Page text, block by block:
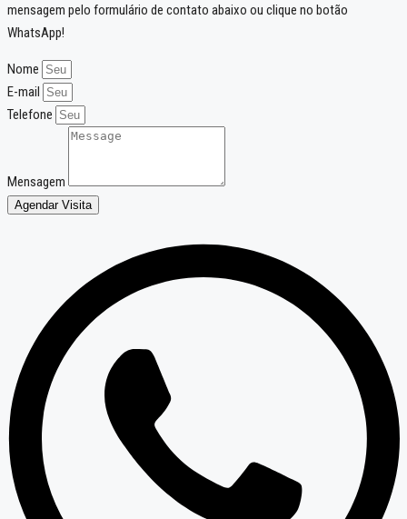
mensagem pelo formulário de contato abaixo ou clique no botão
WhatsApp!
Nome
E-mail
Telefone
Mensagem
Agendar Visita